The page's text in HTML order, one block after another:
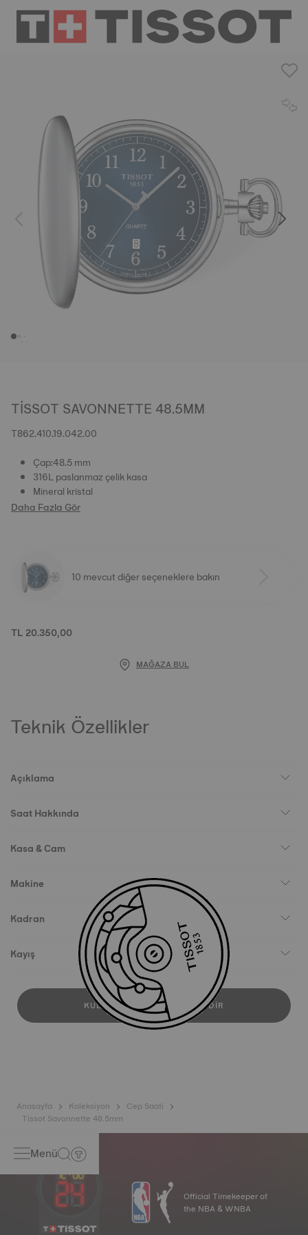
TISSOT SAVONNETTE 48.5MM
T862.410.19.042.00
Çap:48.5 mm
316L paslanmaz çelik kasa
Mineral kristal
Daha Fazla Gör
10 mevcut diğer seçeneklere bakın
TL 20.350,00
MAĞAZA BUL
Teknik Özellikler
Açıklama
Saat Hakkında
Kasa & Cam
Makine
Kadran
Kayış
KULLANICI KILAVUZUNU İNDIR
Anasayfa Koleksiyon
Cep Saati
Tissot Savonnette 48.5mm
Menü
Official Timekeeper of
the NBA & WNBA